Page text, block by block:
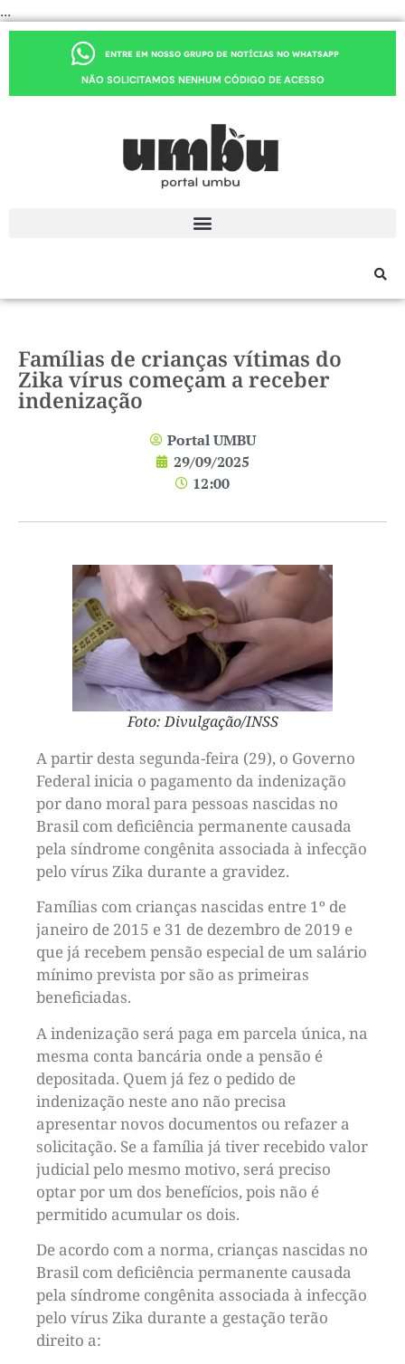
...
ENTRE EM NOSSO GRUPO DE NOTÍCIAS NO WHATSAPP
NÃO SOLICITAMOS NENHUM CÓDIGO DE ACESSO
Famílias de crianças vítimas do
Zika vírus começam a receber
indenização
Portal UMBU
29/09/2025
12:00
Foto: Divulgação/INSS
A partir desta segunda-feira (29), o Governo
Federal inicia o pagamento da indenização
por dano moral para pessoas nascidas no
Brasil com deficiência permanente causada
pela síndrome congênita associada à infecção
pelo vírus Zika durante a gravidez.
Famílias com crianças nascidas entre 1º de
janeiro de 2015 e 31 de dezembro de 2019 e
que já recebem pensão especial de um salário
mínimo prevista por são as primeiras
beneficiadas.
A indenização será paga em parcela única, na
mesma conta bancária onde a pensão é
depositada. Quem já fez o pedido de
indenização neste ano não precisa
apresentar novos documentos ou refazer a
solicitação. Se a família já tiver recebido valor
judicial pelo mesmo motivo, será preciso
optar por um dos benefícios, pois não é
permitido acumular os dois.
De acordo com a norma, crianças nascidas no
Brasil com deficiência permanente causada
pela síndrome congênita associada à infecção
pelo vírus Zika durante a gestação terão
direito a: